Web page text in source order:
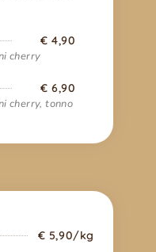
€ 4,90
cherry
€ 6,90
cherry, tonno
€ 5,90/kg